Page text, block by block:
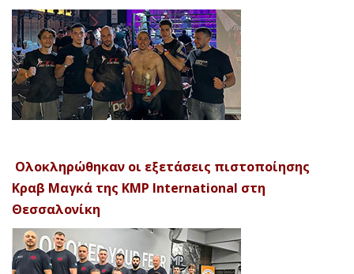
Ολοκληρώθηκαν οι εξετάσεις πιστοποίησης
Κραβ Μαγκά της KMP International στη
Θεσσαλονίκη